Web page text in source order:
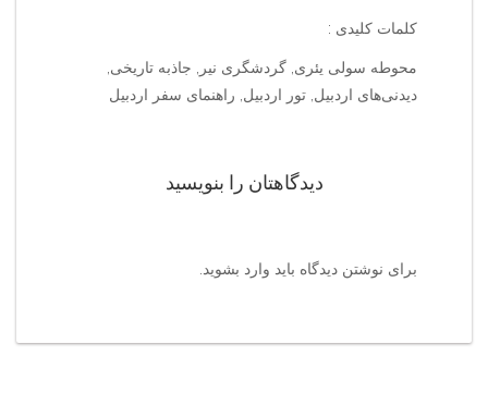
کلمات کلیدی :
محوطه سولی یئری, گردشگری نیر, جاذبه تاریخی,
دیدنی‌های اردبیل, تور اردبیل, راهنمای سفر اردبیل
دیدگاهتان را بنویسید
برای نوشتن دیدگاه باید وارد بشوید.